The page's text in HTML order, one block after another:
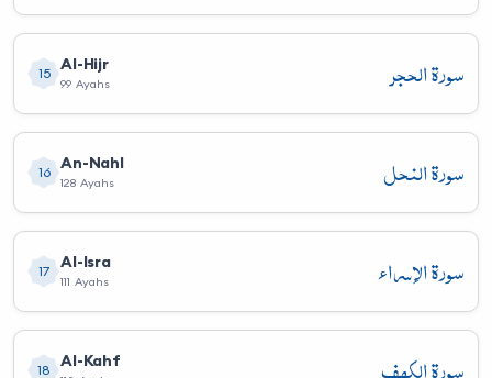
15 Al-Hijr
99 Ayahs سورة الحجر
16 An-Nahl
128 Ayahs سورة النحل
17 Al-Isra
111 Ayahs سورة الإسراء
18 Al-Kahf